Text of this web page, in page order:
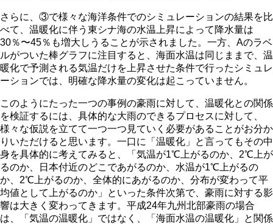
さらに、③で様々な海洋条件でのシミュレーションの結果を比
べて、温暖化に伴う東シナ海の水温上昇によって降水量は
30％〜45％も増大しうることが示されました。一方、Aのラベ
ルがついた棒グラフに注目すると、海面水温は同じままで、温
暖化で予測される気温だけを上昇させた条件で行ったシミュレ
ーションでは、明確な降水量の変化は起こっていません。
このようにたった一つの事例の豪雨に対して、温暖化との関係
を検証するには、具体的な大雨のできるプロセスに対して、
様々な仮説を立てて一つ一つ見ていく必要があることがお分か
りいただけると思います。一口に「温暖化」と言ってもその中
身を具体的に考えてみると、「気温が1℃上がるのか、2℃上が
るのか、日本付近のどこであがるのか、水温が1℃上がるの
か、2℃上がるのか、全体的にあがるのか、分布が変わって平
均値として上がるのか」といった条件次第で、豪雨に対する影
響は大きく変わってきます。平成24年九州北部豪雨の場合
は、「気温の温暖化」ではなく、「海面水温の温暖化」と関係